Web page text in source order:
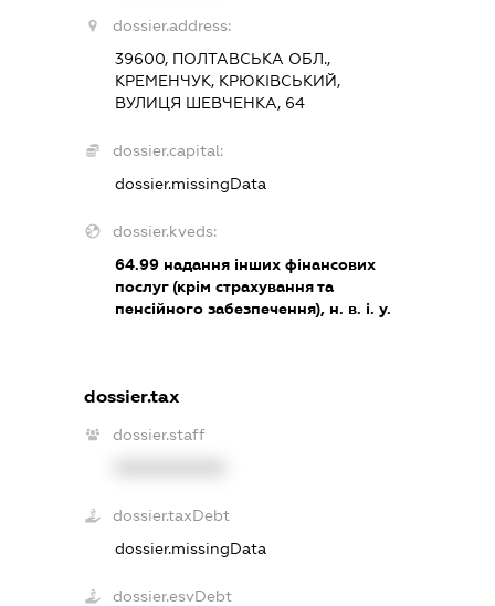
dossier.address:
39600, ПОЛТАВСЬКА ОБЛ.,
КРЕМЕНЧУК, КРЮКІВСЬКИЙ,
ВУЛИЦЯ ШЕВЧЕНКА, 64
dossier.capital:
dossier.missingData
dossier.kveds:
64.99 надання інших фінансових
послуг (крім страхування та
пенсійного забезпечення), н. в. і. у.
dossier.tax
dossier.staff
dossier.taxDebt
dossier.missingData
dossier.esvDebt